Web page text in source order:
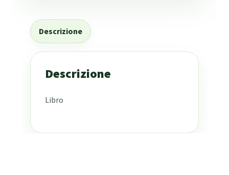
Descrizione
Descrizione
Libro